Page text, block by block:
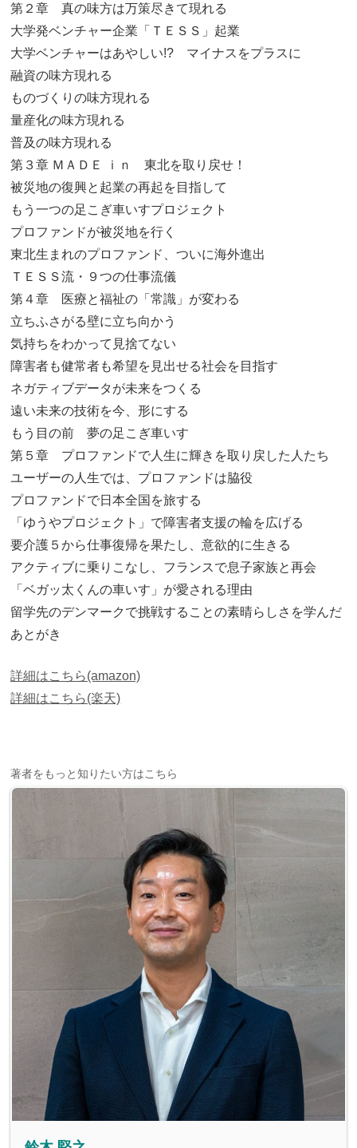
第２章 真の味方は万策尽きて現れる
大学発ベンチャー企業「ＴＥＳＳ」起業
大学ベンチャーはあやしい!? マイナスをプラスに
融資の味方現れる
ものづくりの味方現れる
量産化の味方現れる
普及の味方現れる
第３章 ＭＡＤＥ ｉｎ 東北を取り戻せ！
被災地の復興と起業の再起を目指して
もう一つの足こぎ車いすプロジェクト
プロファンドが被災地を行く
東北生まれのプロファンド、ついに海外進出
ＴＥＳＳ流・９つの仕事流儀
第４章 医療と福祉の「常識」が変わる
立ちふさがる壁に立ち向かう
気持ちをわかって見捨てない
障害者も健常者も希望を見出せる社会を目指す
ネガティブデータが未来をつくる
遠い未来の技術を今、形にする
もう目の前 夢の足こぎ車いす
第５章 プロファンドで人生に輝きを取り戻した人たち
ユーザーの人生では、プロファンドは脇役
プロファンドで日本全国を旅する
「ゆうやプロジェクト」で障害者支援の輪を広げる
要介護５から仕事復帰を果たし、意欲的に生きる
アクティブに乗りこなし、フランスで息子家族と再会
「ベガッ太くんの車いす」が愛される理由
留学先のデンマークで挑戦することの素晴らしさを学んだ
あとがき
詳細はこちら(amazon)
詳細はこちら(楽天)
著者をもっと知りたい方はこちら